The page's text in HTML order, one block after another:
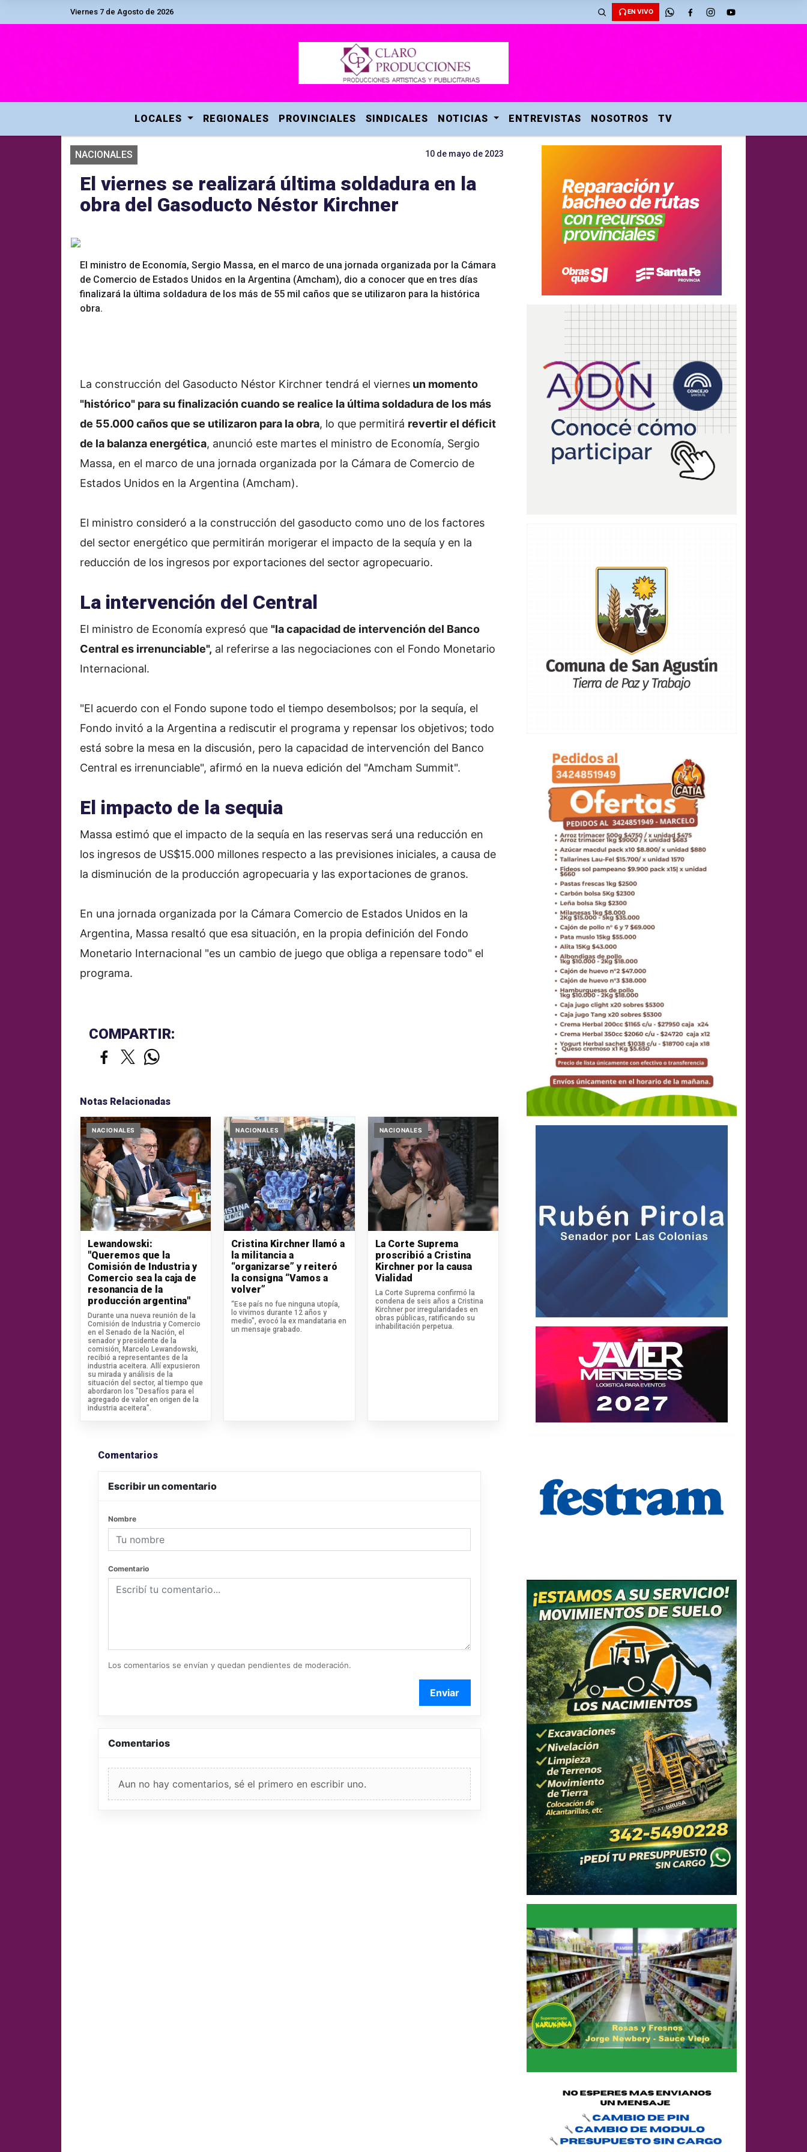
Viernes 7 de Agosto de 2026 EN VIVO
LOCALES REGIONALES PROVINCIALES SINDICALES NOTICIAS ENTREVISTAS NOSOTROS TV
NACIONALES 10 de mayo de 2023
El viernes se realizará última soldadura en la
obra del Gasoducto Néstor Kirchner
El ministro de Economía, Sergio Massa, en el marco de una jornada organizada por la Cámara
de Comercio de Estados Unidos en la Argentina (Amcham), dio a conocer que en tres días
finalizará la última soldadura de los más de 55 mil caños que se utilizaron para la histórica
obra.
La construcción del Gasoducto Néstor Kirchner tendrá el viernes un momento
"histórico" para su finalización cuando se realice la última soldadura de los más
de 55.000 caños que se utilizaron para la obra, lo que permitirá revertir el déficit
de la balanza energética, anunció este martes el ministro de Economía, Sergio
Massa, en el marco de una jornada organizada por la Cámara de Comercio de
Estados Unidos en la Argentina (Amcham).
El ministro consideró a la construcción del gasoducto como uno de los factores
del sector energético que permitirán morigerar el impacto de la sequía y en la
reducción de los ingresos por exportaciones del sector agropecuario.
La intervención del Central
El ministro de Economía expresó que "la capacidad de intervención del Banco
Central es irrenunciable", al referirse a las negociaciones con el Fondo Monetario
Internacional.
"El acuerdo con el Fondo supone todo el tiempo desembolsos; por la sequía, el
Fondo invitó a la Argentina a rediscutir el programa y repensar los objetivos; todo
está sobre la mesa en la discusión, pero la capacidad de intervención del Banco
Central es irrenunciable", afirmó en la nueva edición del "Amcham Summit".
El impacto de la sequia
Massa estimó que el impacto de la sequía en las reservas será una reducción en
los ingresos de US$15.000 millones respecto a las previsiones iniciales, a causa de
la disminución de la producción agropecuaria y las exportaciones de granos.
En una jornada organizada por la Cámara Comercio de Estados Unidos en la
Argentina, Massa resaltó que esa situación, en la propia definición del Fondo
Monetario Internacional "es un cambio de juego que obliga a repensare todo" el
programa.
COMPARTIR:
Notas Relacionadas
NACIONALES
Lewandowski:
"Queremos que la
Comisión de Industria y
Comercio sea la caja de
resonancia de la
producción argentina"
Durante una nueva reunión de la
Comisión de Industria y Comercio
en el Senado de la Nación, el
senador y presidente de la
comisión, Marcelo Lewandowski,
recibió a representantes de la
industria aceitera. Allí expusieron
su mirada y análisis de la
situación del sector, al tiempo que
abordaron los "Desafíos para el
agregado de valor en origen de la
industria aceitera".
NACIONALES
Cristina Kirchner llamó a
la militancia a
“organizarse” y reiteró
la consigna “Vamos a
volver”
“Ese país no fue ninguna utopía,
lo vivimos durante 12 años y
medio", evocó la ex mandataria en
un mensaje grabado.
NACIONALES
La Corte Suprema
proscribió a Cristina
Kirchner por la causa
Vialidad
La Corte Suprema confirmó la
condena de seis años a Cristina
Kirchner por irregularidades en
obras públicas, ratificando su
inhabilitación perpetua.
Comentarios
Escribir un comentario
Nombre
Comentario
Los comentarios se envían y quedan pendientes de moderación.
Enviar
Comentarios
Aun no hay comentarios, sé el primero en escribir uno.